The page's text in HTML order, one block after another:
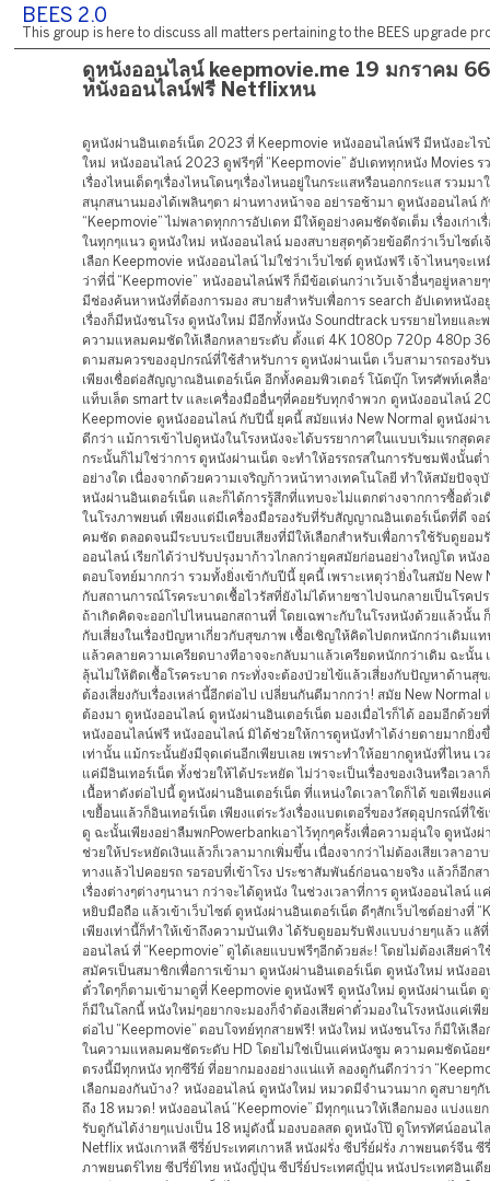
BEES 2.0
This group is here to discuss all matters pertaining to the BEES upgrade
ดูหนังออนไลน์ keepmovie.me 19 มกราคม 66
หนังออนไลน์ฟรี Netflixหน
ดูหนังผ่านอินเตอร์เน็ต 2023 ที่ Keepmovie หนังออนไลน์ฟรี มีหนังอะไร
ใหม่ หนังออนไลน์ 2023 ดูฟรีๆที่ “Keepmovie” อัปเดททุกหนัง Movies ร
เรื่องไหนเด็ดๆเรื่องไหนโดนๆเรื่องไหนอยู่ในกระแสหรือนอกกระแส รวมม
สนุกสนานมองได้เพลินๆตา ผ่านทางหน้าจอ อย่ารอช้ามา ดูหนังออนไลน์
“Keepmovie” ไม่พลาดทุกการอัปเดท มีให้ดูอย่างคมชัดจัดเต็ม เรื่องเก่าเ
ในทุกๆแนว ดูหนังใหม่ หนังออนไลน์ มองสบายสุดๆด้วยข้อดีกว่าเว็บไซต์เ
เลือก Keepmovie หนังออนไลน์ ไม่ใช่ว่าเว็บไซต์ ดูหนังฟรี เจ้าไหนๆจะเ
ว่าที่นี่ “Keepmovie” หนังออนไลน์ฟรี ก็มีข้อเด่นกว่าเว้บเจ้าอื่นๆอยู่หลาย
มีช่องค้นหาหนังที่ต้องการมอง สบายสำหรับเพื่อการ search อัปเดทหนังอ
เรื่องก็มีหนังชนโรง ดูหนังใหม่ มีอีกทั้งหนัง Soundtrack บรรยายไทยและ
ความแหลมคมชัดให้เลือกหลายระดับ ตั้งแต่ 4K 1080p 720p 480p
ตามสมควรของอุปกรณ์ที่ใช้สำหรับการ ดูหนังผ่านเน็ต เว็บสามารถรองรับ
เพียงเชื่อต่อสัญญาณอินเตอร์เน็ค อีกทั้งคอมพิวเตอร์ โน้ตบุ๊ก โทรศัพท์เคลื่
แท็บเล็ต smart tv และเครื่องมืออื่นๆที่คอยรับทุกจำพวก ดูหนังออนไลน์
Keepmovie ดูหนังออนไลน์ กับปีนี้ ยุคนี้ สมัยแห่ง New Normal ดูหนังผ่า
ดีกว่า แม้การเข้าไปดูหนังในโรงหนังจะได้บรรยากาศในแบบเริ่มแรกสุดค
กระนั้นก็ไม่ใช่ว่าการ ดูหนังผ่านเน็ต จะทำให้อรรถรสในการรับชมฟังนั้นต่
อย่างใด เนื่องจากด้วยความเจริญก้าวหน้าทางเทคโนโลยี ทำให้สมัยปัจจุ
หนังผ่านอินเตอร์เน็ต และก็ได้การรู้สึกที่แทบจะไม่แตกต่างจากการซื้อตั่วเ
ในโรงภาพยนต์ เพียงแต่มีเครื่องมือรองรับที่รับสัญญาณอินเตอร์เน็ตที่ดี จอ
คมชัด ตลอดจนมีระบบระเบียบเสียงที่มีให้เลือกสำหรับเพื่อการใช้รับดูยอม
ออนไลน์ เรียกได้ว่าปรับปรุงมาก้าวไกลกว่ายุคสมัยก่อนอย่างใหญ่โต หนัง
ตอบโจทย์มากกว่า รวมทั้งยิ่งเข้ากับปีนี้ ยุคนี้ เพราะเหตุว่ายิ่งในสมัย
กับสถานการณ์โรคระบาดเชื้อไวรัสที่ยังไม่ได้หายซาไปจนกลายเป็นโรคป
ถ้าเกิดคิดจะออกไปไหนนอกสถานที่ โดยเฉพาะกับในโรงหนังด้วยแล้วนั้น
กับเสี่ยงในเรื่องปัญหาเกี่ยวกับสุขภาพ เชื้อเชิญให้คิดไปตกหนักกว่าเดิมแ
แล้วคลายความเครียดบางทีอาจจะกลับมาแล้วเครียดหนักกว่าเดิม ฉะนั้น
ลุ้นไม่ให้ติดเชื้อโรคระบาด กระทั่งจะต้องป่วยไข้แล้วเสี่ยงกับปัญหาด้านสุ
ต้องเสี่ยงกับเรื่องเหล่านี้อีกต่อไป เปลี่ยนกันดีมากกว่า! สมัย New Normal
ต้องมา ดูหนังออนไลน์ ดูหนังผ่านอินเตอร์เน็ต มองเมื่อไรก็ได้ ออมอีกด้วย
หนังออนไลน์ฟรี หนังออนไลน์ มิได้ช่วยให้การดูหนังทำได้ง่ายดายมากยิ่งขึ้
เท่านั้น แม้กระนั้นยังมีจุดเด่นอีกเพียบเลย เพราะทำให้อยากดูหนังที่ไหน เ
แค่มีอินเทอร์เน็ต ทั้งช่วยให้ได้ประหยัด ไม่ว่าจะเป็นเรื่องของเงินหรือเวลา
เนื้อหาดังต่อไปนี้ ดูหนังผ่านอินเตอร์เน็ต ที่แหน่งใดเวลาใดก็ได้ ขอเพียง
เขยื้อนแล้วก็อินเทอร์เน็ต เพียงแต่ระวังเรื่องแบตเตอรี่ของวัสดุอุปกรณ์ที่ใช้
ดู ฉะนั้นเพียงอย่าลืมพกPowerbankเอาไว้ทุกๆครั้งเพื่อความอุ่นใจ ดูหนังผ่
ช่วยให้ประหยัดเงินแล้วก็เวลามากเพิ่มขึ้น เนื่องจากว่าไม่ต้องเสียเวลาอา
ทางแล้วไปคอยรถ รอรอบที่เข้าโรง ประชาสัมพันธ์ก่อนฉายจริง แล้วก็อีกส
เรื่องต่างๆต่างๆนานา กว่าจะได้ดูหนัง ในช่วงเวลาที่การ ดูหนังออนไลน์ แ
หยิบมือถือ แล้วเข้าเว็บไซต์ ดูหนังผ่านอินเตอร์เน็ต ดีๆสักเว็บไซต์อย่างที่
เพียงเท่านี้ก็ทำให้เข้าถึงความบันเทิง ได้รับดูยอมรับฟังแบบง่ายๆแล้ว แลั
ออนไลน์ ที่ “Keepmovie” ดูได้เลยแบบฟรีๆอีกด้วยล่ะ! โดยไม่ต้องเสียค่าใ
สมัครเป็นสมาชิกเพื่อการเข้ามา ดูหนังผ่านอินเตอร์เน็ต ดูหนังใหม่ หนังออ
ตั๋วใดๆก็ตามเข้ามาดูที่ Keepmovie ดูหนังฟรี ดูหนังใหม่ ดูหนังผ่านเน็ต
ก็มีในโลกนี้ หนังใหม่ๆอยากจะมองก็จำต้องเสียค่าตั๋วมองในโรงหนังแค่เพี
ต่อไป “Keepmovie” ตอบโจทย์ทุกสายฟรี! หนังใหม่ หนังชนโรง ก็มีให้เลื
ในความแหลมคมชัดระดับ HD โดยไม่ใช่เป็นแค่หนังซูม ความคมชัดน้อย
ตรงนี้มีทุกหนัง ทุกซีรีย์ ที่อยากมองอย่างแน่แท้ ลองดูกันดีกว่าว่า
เลือกมองกันบ้าง? หนังออนไลน์ ดูหนังใหม่ หมวดมีจำนวนมาก ดูสบายๆกั
ถึง 18 หมวด! หนังออนไลน์ “Keepmovie” มีทุกๆแนวให้เลือกมอง แบ่งแย
รับดูกันได้ง่ายๆแบ่งเป็น 18 หมู่ดังนี้ มองบอลสด ดูหนังโป๊ ดูโทรทัศน์ออนไ
Netflix หนังเกาหลี ซีรี่ย์ประเทศเกาหลี หนังฝรั่ง ซีปรี่ย์ฝรั่ง ภาพยนตร์จีน ซี
ภาพยนตร์ไทย ซีปรี่ย์ไทย หนังญี่ปุ่น ซีปรี่ย์ประเทศญี่ปุ่น หนังประเทศอินเดี